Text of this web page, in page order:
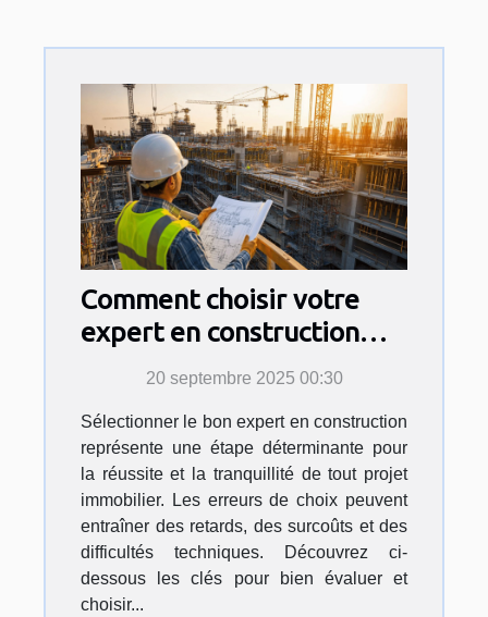
Comment choisir votre
expert en construction
pour sécuriser votre
20 septembre 2025 00:30
Sélectionner le bon expert en construction
représente une étape déterminante pour
la réussite et la tranquillité de tout projet
immobilier. Les erreurs de choix peuvent
entraîner des retards, des surcoûts et des
difficultés techniques. Découvrez ci-
dessous les clés pour bien évaluer et
choisir...